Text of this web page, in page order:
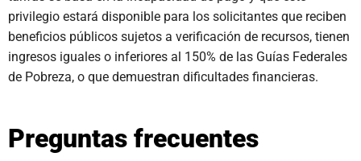
privilegio estará disponible para los solicitantes que reciben
beneficios públicos sujetos a verificación de recursos, tienen
ingresos iguales o inferiores al 150% de las Guías Federales
de Pobreza, o que demuestran dificultades financieras.
Preguntas frecuentes